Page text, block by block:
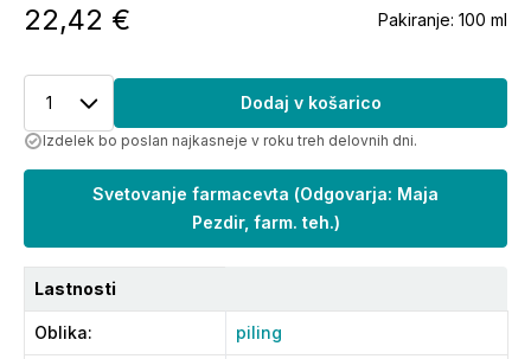
22,42 € Pakiranje: 100 ml
1 Dodaj v košarico
Izdelek bo poslan najkasneje v roku treh delovnih dni.
Svetovanje farmacevta (Odgovarja: Maja
Pezdir, farm. teh.)
Lastnosti
Oblika: piling